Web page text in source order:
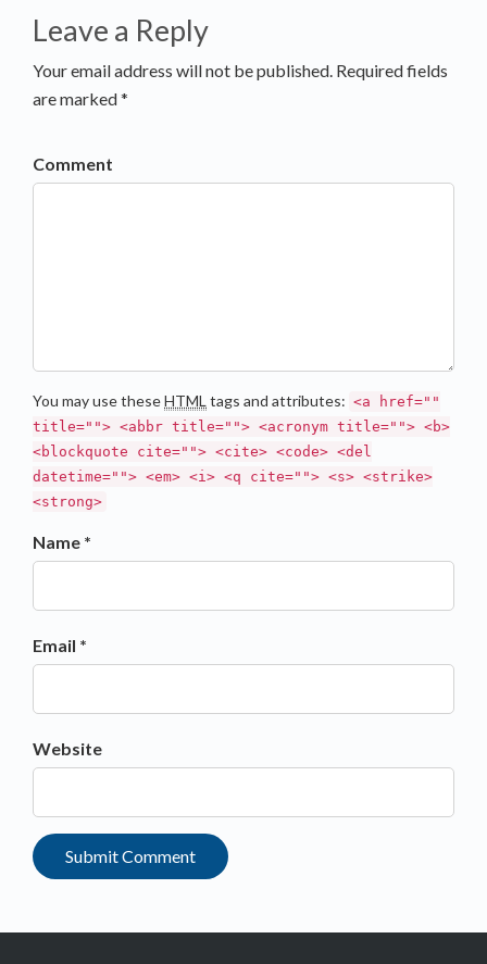
Leave a Reply
Your email address will not be published. Required fields
are marked *
Comment
You may use theseHTML tags and attributes: <a href=""
title=""> <abbr title=""> <acronym title=""> <b>
<blockquote cite=""> <cite> <code> <del
datetime=""> <em> <i> <q cite=""> <s> <strike>
<strong>
Name *
Email *
Website